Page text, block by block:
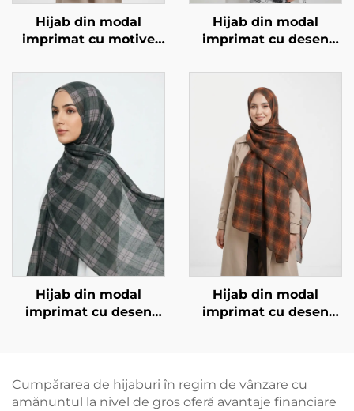
Hijab din modal
imprimat cu motive
leopard
Hijab din modal
imprimat cu desen
Hijab din modal
imprimat cu desen
Hijab din modal
imprimat cu desen
Cumpărarea de hijaburi în regim de vânzare cu
amănuntul la nivel de gros oferă avantaje financiare